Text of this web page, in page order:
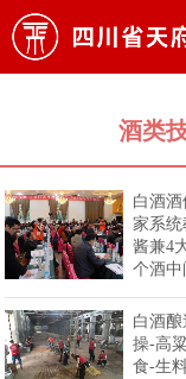
酒类
白酒
家系
酱兼4
个酒
白酒
操-高
食-生